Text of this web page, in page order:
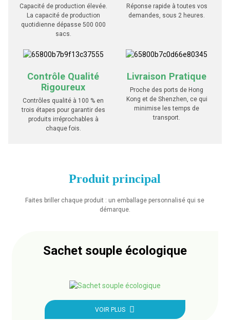
Capacité de production élevée.
La capacité de production
quotidienne dépasse 500 000
sacs.
Réponse rapide à toutes vos
demandes, sous 2 heures.
Contrôle Qualité
Rigoureux
Contrôles qualité à 100 % en
trois étapes pour garantir des
produits irréprochables à
chaque fois.
Livraison Pratique
Proche des ports de Hong
Kong et de Shenzhen, ce qui
minimise les temps de
transport.
Produit principal
Faites briller chaque produit : un emballage personnalisé qui se
démarque.
Sachet souple écologique
VOIR PLUS